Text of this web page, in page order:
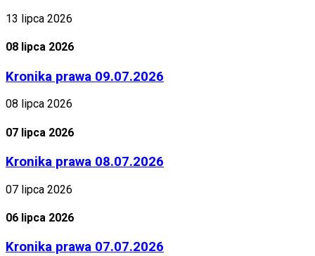
13 lipca 2026
08 lipca 2026
Kronika prawa 09.07.2026
08 lipca 2026
07 lipca 2026
Kronika prawa 08.07.2026
07 lipca 2026
06 lipca 2026
Kronika prawa 07.07.2026